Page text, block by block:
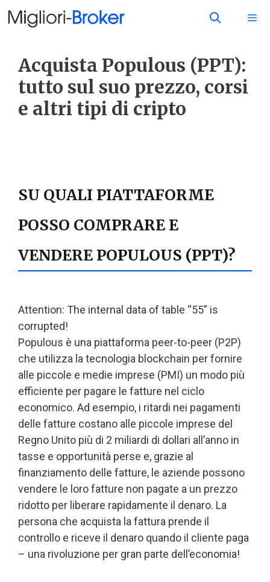
Acquista Populous (PPT):
tutto sul suo prezzo, corsi
e altri tipi di cripto
SU QUALI PIATTAFORME
POSSO COMPRARE E
VENDERE POPULOUS (PPT)?
Attention: The internal data of table “55” is
corrupted!
Populous è una piattaforma peer-to-peer (P2P)
che utilizza la tecnologia blockchain per fornire
alle piccole e medie imprese (PMI) un modo più
efficiente per pagare le fatture nel ciclo
economico. Ad esempio, i ritardi nei pagamenti
delle fatture costano alle piccole imprese del
Regno Unito più di 2 miliardi di dollari all’anno in
tasse e opportunità perse e, grazie al
finanziamento delle fatture, le aziende possono
vendere le loro fatture non pagate a un prezzo
ridotto per liberare rapidamente il denaro. La
persona che acquista la fattura prende il
controllo e riceve il denaro quando il cliente paga
– una rivoluzione per gran parte dell’economia!